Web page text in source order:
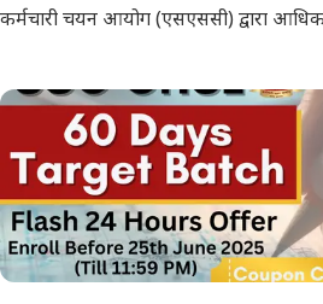
कर्मचारी चयन आयोग (एसएससी) द्वारा